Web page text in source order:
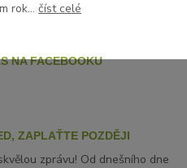
rok...číst celé
NA FACEBOOKU
ZAPLAŤTE POZDĚJI
zprávu! Od dnešního dne